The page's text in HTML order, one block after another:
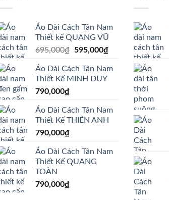
Áo Dài Cách Tân Nam
Thiết kế QUANG VŨ
695,000₫
Giá
là:
695,000₫.
595,000₫Giá
tại
595,000₫.
Áo Dài Cách Tân Nam
Thiết Kế MINH DUY
790,000₫
Áo Dài Cách Tân Nam
Thiết Kế THIÊN ANH
790,000₫
Áo Dài Cách Tân Nam
Thiết Kế QUANG
TOÀN
790,000₫